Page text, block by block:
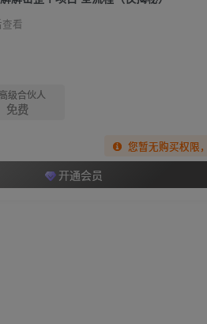
看
高级合伙人
免费
您暂无购买权限
开通会员